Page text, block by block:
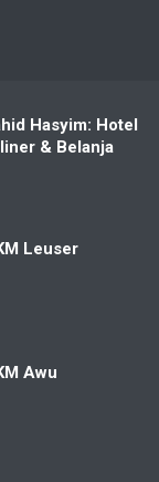
Hasyim: Hotel
& Belanja
Leuser
Awu